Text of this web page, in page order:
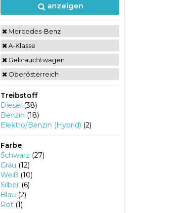
anzeigen
Mercedes-Benz
A-Klasse
Gebrauchtwagen
Oberösterreich
Treibstoff
Diesel (38)
Benzin (18)
Elektro/Benzin (Hybrid) (2)
Farbe
Schwarz (27)
Grau (12)
Weiß (10)
Silber(6)
Blau (2)
Rot(1)